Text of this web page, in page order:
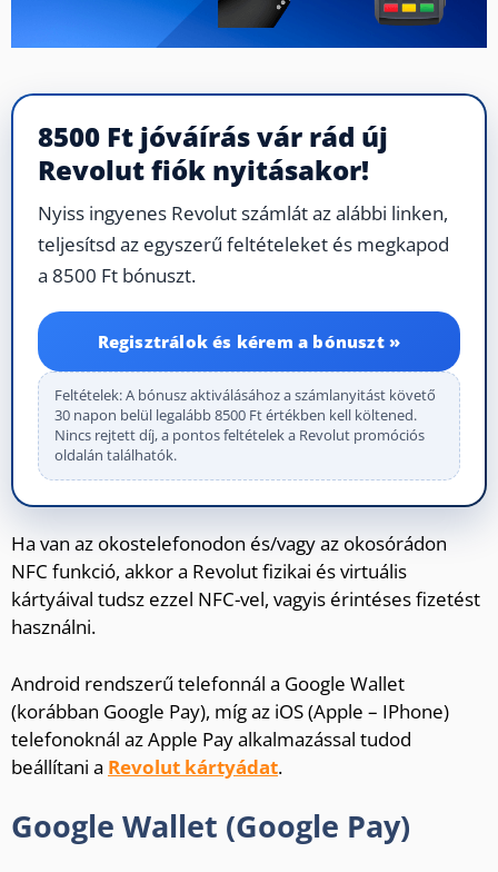
8500 Ft jóváírás vár rád új
Revolut fiók nyitásakor!
Nyiss ingyenes Revolut számlát az alábbi linken,
teljesítsd az egyszerű feltételeket és megkapod
a 8500 Ft bónuszt.
Regisztrálok és kérem a bónuszt »
Feltételek: A bónusz aktiválásához a számlanyitást követő
30 napon belül legalább 8500 Ft értékben kell költened.
Nincs rejtett díj, a pontos feltételek a Revolut promóciós
oldalán találhatók.
Ha van az okostelefonodon és/vagy az okosórádon
NFC funkció, akkor a Revolut fizikai és virtuális
kártyáival tudsz ezzel NFC-vel, vagyis érintéses fizetést
használni.
Android rendszerű telefonnál a Google Wallet
(korábban Google Pay), míg az iOS (Apple – IPhone)
telefonoknál az Apple Pay alkalmazással tudod
beállítani a Revolut kártyádat.
Google Wallet (Google Pay)